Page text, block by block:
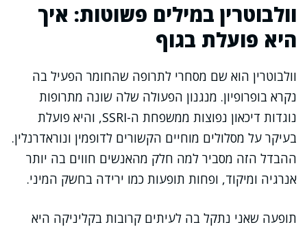
וולבוטרין במילים פשוטות: איך
היא פועלת בגוף
וולבוטרין הוא שם מסחרי לתרופה שהחומר הפעיל בה
נקרא בופרופיון. מנגנון הפעולה שלה שונה מתרופות
נוגדות דיכאון נפוצות ממשפחת ה-SSRI, והיא פועלת
בעיקר על מסלולים מוחיים הקשורים לדופמין ונוראדרנלין.
ההבדל הזה מסביר למה חלק מהאנשים חווים בה יותר
אנרגיה ומיקוד, ופחות תופעות כמו ירידה בחשק המיני.
תופעה שאני נתקל בה לעיתים קרובות בקליניקה היא